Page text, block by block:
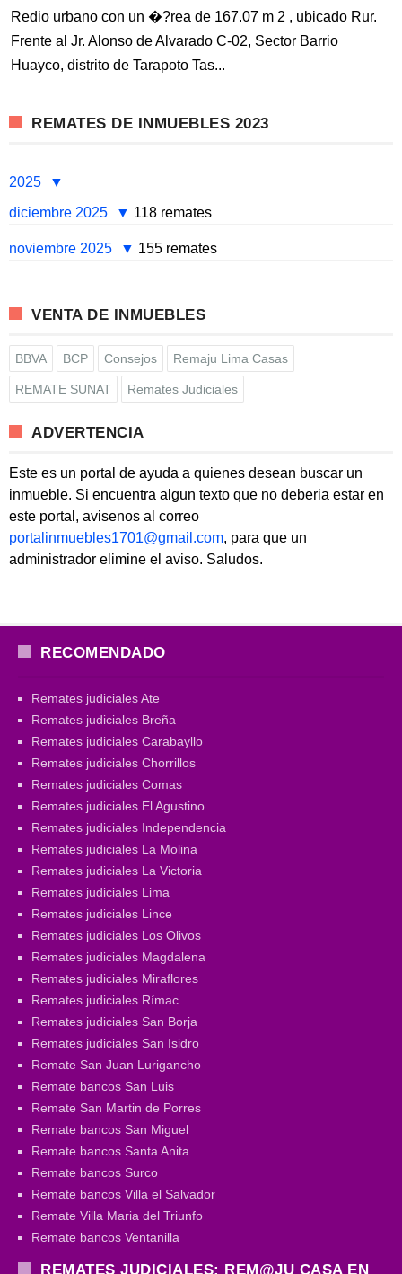
Redio urbano con un �?rea de 167.07 m 2 , ubicado Rur.
Frente al Jr. Alonso de Alvarado C-02, Sector Barrio
Huayco, distrito de Tarapoto Tas...
REMATES DE INMUEBLES 2023
2025
diciembre 2025
118 remates
noviembre 2025 155 remates
VENTA DE INMUEBLES
BBVA BCP Consejos Remaju Lima Casas
REMATE SUNAT Remates Judiciales
ADVERTENCIA
Este es un portal de ayuda a quienes desean buscar un
inmueble. Si encuentra algun texto que no deberia estar en
este portal, avisenos al correo
portalinmuebles1701@gmail.com, para que un
administrador elimine el aviso. Saludos.
RECOMENDADO
Remates judiciales Ate
Remates judiciales Breña
Remates judiciales Carabayllo
Remates judiciales Chorrillos
Remates judiciales Comas
Remates judiciales El Agustino
Remates judiciales Independencia
Remates judiciales La Molina
Remates judiciales La Victoria
Remates judiciales Lima
Remates judiciales Lince
Remates judiciales Los Olivos
Remates judiciales Magdalena
Remates judiciales Miraflores
Remates judiciales Rímac
Remates judiciales San Borja
Remates judiciales San Isidro
Remate San Juan Lurigancho
Remate bancos San Luis
Remate San Martin de Porres
Remate bancos San Miguel
Remate bancos Santa Anita
Remate bancos Surco
Remate bancos Villa el Salvador
Remate Villa Maria del Triunfo
Remate bancos Ventanilla
REMATES JUDICIALES: REM@JU CASA EN